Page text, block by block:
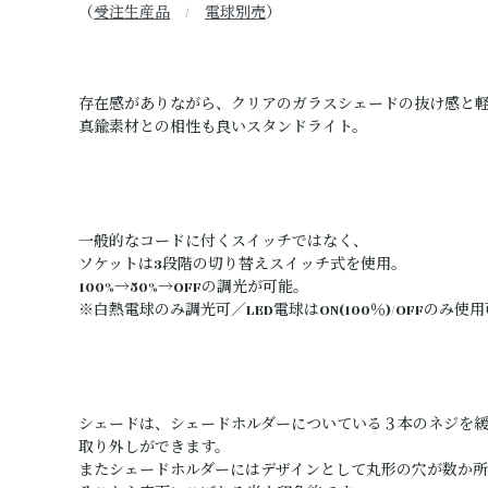
（受注生産品 / 電球別売）
存在感がありながら、クリアのガラスシェードの抜け感と軽
真鍮素材との相性も良いスタンドライト。
一般的なコードに付くスイッチではなく、
ソケットは3段階の切り替えスイッチ式を使用。
100%→50%→OFFの調光が可能。
※白熱電球のみ調光可／LED電球はON(100％)/OFFのみ使用
シェードは、シェードホルダーについている３本のネジを
取り外しができます。
またシェードホルダーにはデザインとして丸形の穴が数か所